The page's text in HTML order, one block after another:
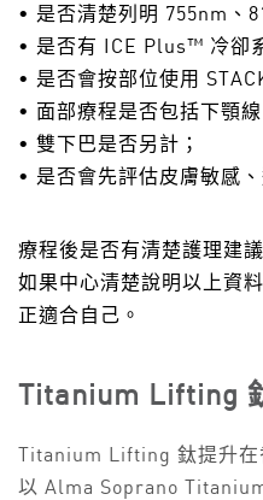
• 是否清楚列明 755nm、
• 是否有 ICE Plus™ 冷卻
• 是否會按部位使用
• 面部療程是否包括下顎線
• 雙下巴是否另計；
• 是否會先評估皮膚敏感
療程後是否有清楚護理建議
如果中心清楚說明以上資
正適合自己。
Titanium Lifting
Titanium Lifting 鈦提升
以 Alma Soprano